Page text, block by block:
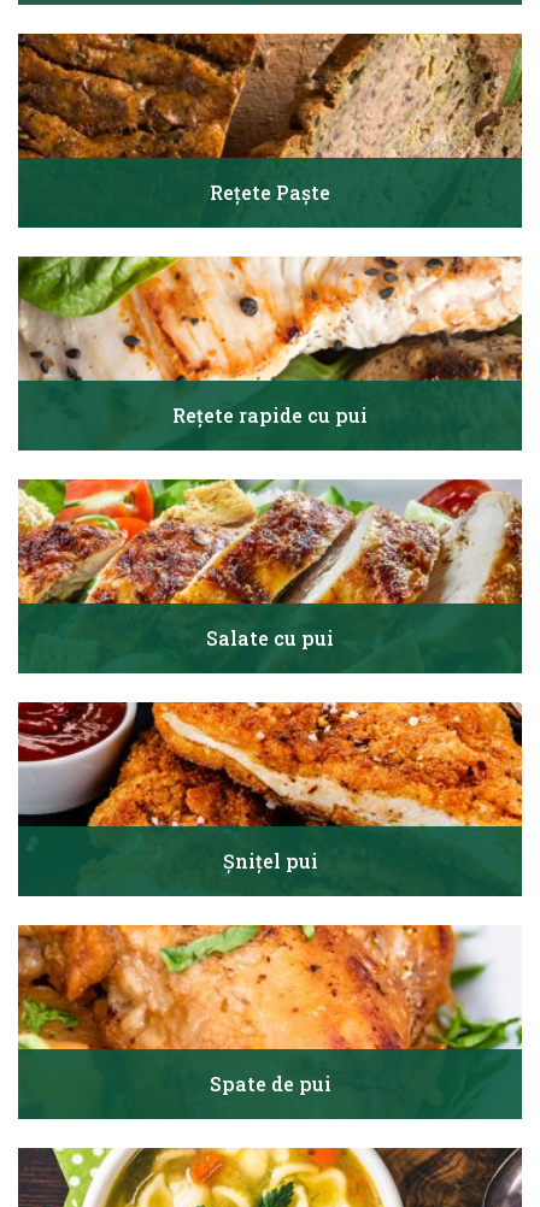
Rețete Paște
Rețete rapide cu pui
Salate cu pui
Șnițel pui
Spate de pui